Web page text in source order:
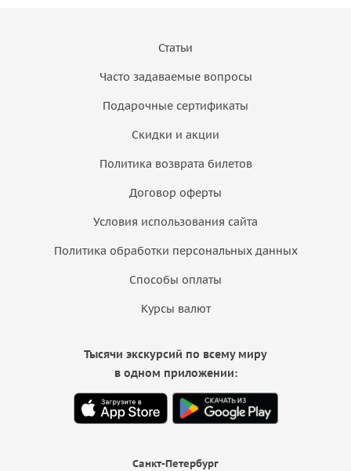
Статьи
Часто задаваемые вопросы
Подарочные сертификаты
Скидки и акции
Политика возврата билетов
Договор оферты
Условия использования сайта
Политика обработки персональных данных
Способы оплаты
Курсы валют
Санкт-Петербург
Тысячи экскурсий по всему миру
в одном приложении: